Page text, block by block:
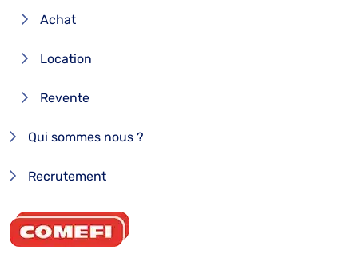
Achat
Location
Revente
Qui sommes nous ?
Recrutement